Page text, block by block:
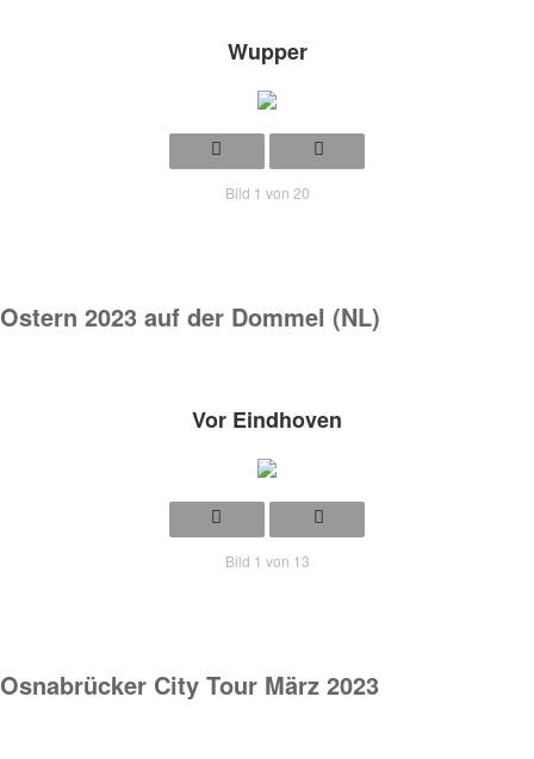
Wupper
Bild 1 von 20
Ostern 2023 auf der Dommel (NL)
Vor Eindhoven
Bild 1 von 13
Osnabrücker City Tour März 2023